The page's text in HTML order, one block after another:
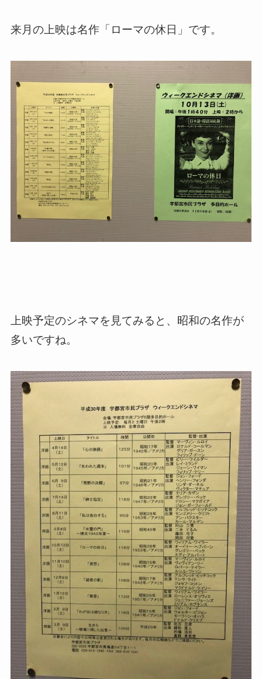
来月の上映は名作「ローマの休日」です。
上映予定のシネマを見てみると、昭和の名作が
多いですね。